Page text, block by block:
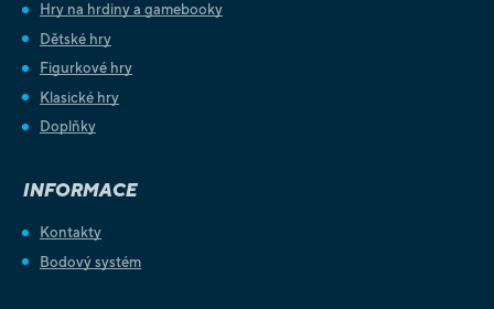
Hry na hrdiny a gamebooky
Dětské hry
Figurkové hry
Klasické hry
Doplňky
INFORMACE
Kontakty
Bodový systém